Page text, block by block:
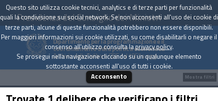
Presidenza del Consiglio dei Ministri
Dipartimento per la programmazione e il
coordinamento della politica economica
Archivio delle Delibere CIPE dal 1967 a oggi
Mostra filtri
Questo sito utilizza cookie tecnici, analytics e di terze parti per funzionalità
quali la condivisione sui social network. Se non acconsenti all'uso dei cookie di
terze parti, alcune di queste funzionalità potrebbero non essere disponibili.
Per maggiori informazioni sui cookie utilizzati, su come disabilitarli o negare il
consenso all'utilizzo consulta laprivacy policy.
Se prosegui nella navigazione cliccando su un qualunque elemento
sottostante acconsenti all'uso di tutti i cookie.
Acconsento